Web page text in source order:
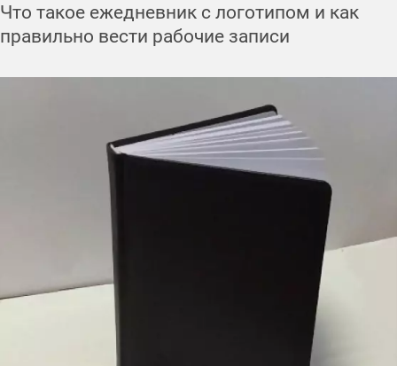
Что такое ежедневник с логотипом и как
правильно вести рабочие записи